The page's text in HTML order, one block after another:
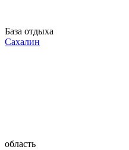
База отдыха
Сахалин
область